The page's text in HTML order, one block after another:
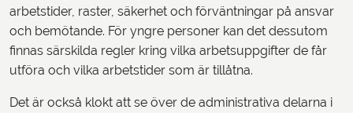
arbetstider, raster, säkerhet och förväntningar på ansvar
och bemötande. För yngre personer kan det dessutom
finnas särskilda regler kring vilka arbetsuppgifter de får
utföra och vilka arbetstider som är tillåtna.
Det är också klokt att se över de administrativa delarna i